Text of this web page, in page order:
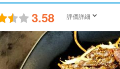
3.58 評価詳細